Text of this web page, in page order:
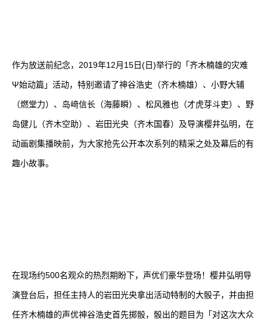
作为放送前纪念，2019年12月15日(日)举行的「齐木楠雄的灾难
Ψ始动篇」活动，特别邀请了神谷浩史（齐木楠雄）、小野大辅
（燃堂力）、岛﨑信长（海藤瞬）、松风雅也（才虎芽斗吏）、野
岛健儿（齐木空助）、岩田光央（齐木国春）及导演樱井弘明，在
动画剧集播映前，为大家抢先公开本次系列的精采之处及幕后的有
趣小故事。
在现场约500名观众的热烈期盼下，声优们豪华登场！樱井弘明导
演登台后，担任主持人的岩田光央拿出活动特制的大骰子，并由担
任齐木楠雄的声优神谷浩史首先掷骰，骰出的题目为「对这次大众